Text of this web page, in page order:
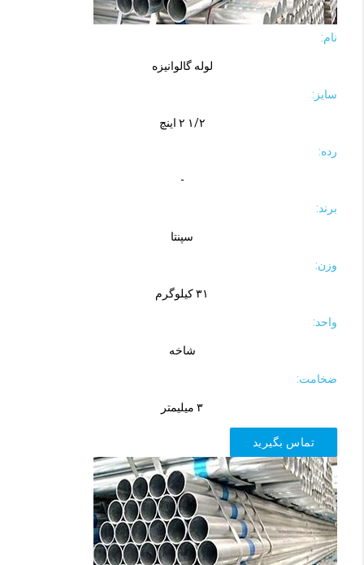
نام:
لوله گالوانیزه
سایز:
۱/۲ ۲ اینچ
رده:
-
برند:
سپنتا
وزن:
۳۱ کیلوگرم
واحد:
شاخه
ضخامت:
۳ میلیمتر
تماس بگیرید